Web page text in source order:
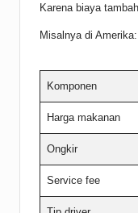
Karena biaya
Misalnya di Amerika:
Komponen
Harga makanan
Ongkir
Service fee